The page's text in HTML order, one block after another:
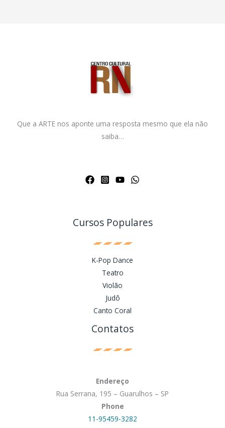
Que a ARTE nos aponte uma resposta mesmo que ela não
saiba…
Cursos Populares
K-Pop Dance
Teatro
Violão
Judô
Canto Coral
Contatos
Endereço
Rua Serrana, 195 – Guarulhos – SP
Phone
11-95459-3282